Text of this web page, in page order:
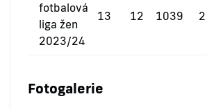
fotbalová
liga žen
2023/24
13 12 1039 2
Fotogalerie